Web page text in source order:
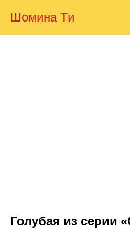
Шомина Ти
Голубая из серии